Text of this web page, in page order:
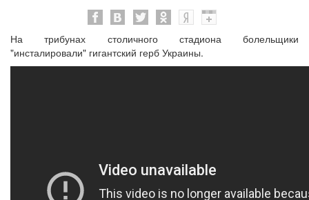
На трибунах столичного стадиона болельщики
"инсталировали" гигантский герб Украины.